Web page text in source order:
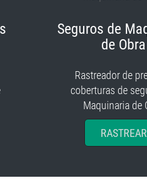
Seguros de
de Obra
Rastreador de
coberturas de
Maquinaria de
RASTREAR